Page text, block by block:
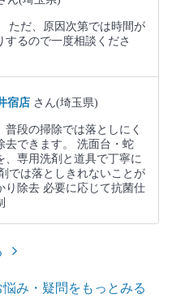
ただ、原因次第では時間が
るので一度相談くださ
宿店 さん(埼玉県)
段の掃除では落としにく
去できます。 洗面台・蛇
、専用洗剤と道具で丁寧に
では落としきれないことが
り除去 必要に応じて抗菌仕
み・疑問をもっとみる